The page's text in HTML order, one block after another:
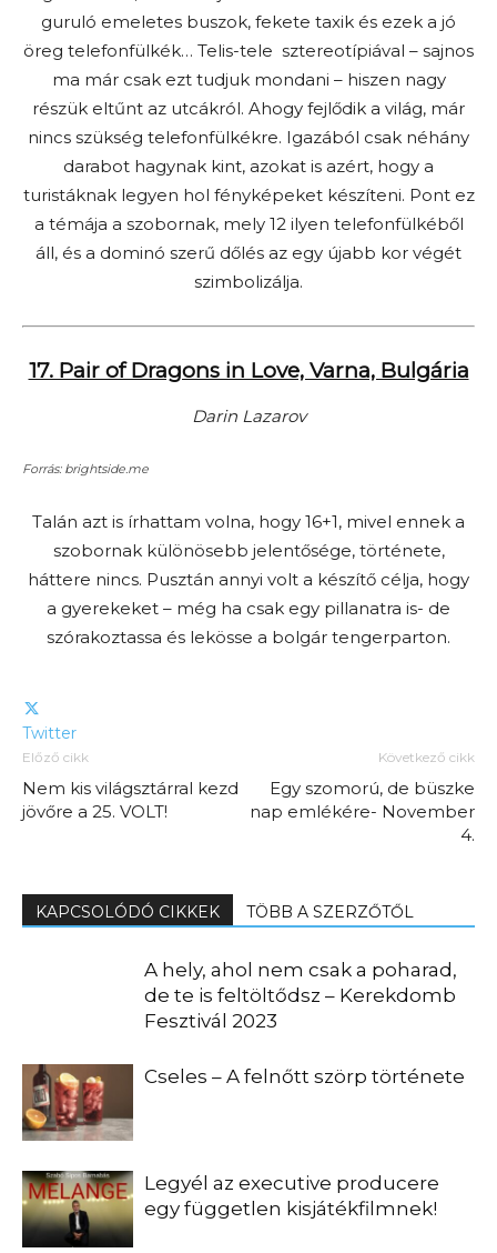
guruló emeletes buszok, fekete taxik és ezek a jó
öreg telefonfülkék… Telis-tele sztereotípiával – sajnos
ma már csak ezt tudjuk mondani – hiszen nagy
részük eltűnt az utcákról. Ahogy fejlődik a világ, már
nincs szükség telefonfülkékre. Igazából csak néhány
darabot hagynak kint, azokat is azért, hogy a
turistáknak legyen hol fényképeket készíteni. Pont ez
a témája a szobornak, mely 12 ilyen telefonfülkéből
áll, és a dominó szerű dőlés az egy újabb kor végét
szimbolizálja.
17. Pair of Dragons in Love, Varna, Bulgária
Darin Lazarov
Forrás: brightside.me
Talán azt is írhattam volna, hogy 16+1, mivel ennek a
szobornak különösebb jelentősége, története,
háttere nincs. Pusztán annyi volt a készítő célja, hogy
a gyerekeket – még ha csak egy pillanatra is- de
szórakoztassa és lekösse a bolgár tengerparton.
Twitter
Előző cikk
Nem kis világsztárral kezd
jövőre a 25. VOLT!
Következő cikk
Egy szomorú, de büszke
nap emlékére- November
4.
KAPCSOLÓDÓ CIKKEK TÖBB A SZERZŐTŐL
A hely, ahol nem csak a poharad,
de te is feltöltődsz – Kerekdomb
Fesztivál 2023
Cseles – A felnőtt szörp története
Legyél az executive producere
egy független kisjátékfilmnek!